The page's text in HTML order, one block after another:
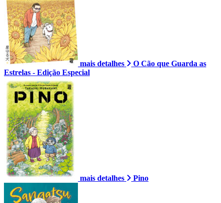
mais detalhes
O Cão que Guarda as
Estrelas - Edição Especial
mais detalhes Pino